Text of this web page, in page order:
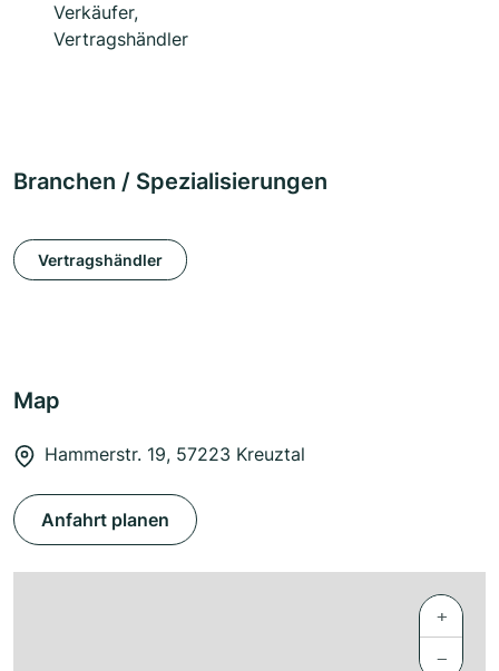
Verkäufer,
Vertragshändler
Branchen / Spezialisierungen
Vertragshändler
Map
Hammerstr. 19, 57223 Kreuztal
Anfahrt planen
+
−